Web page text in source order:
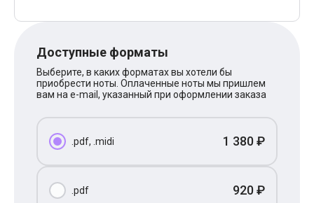
Billie Eilish
Michael Jackson
Modern Talking
Руки Вверх
Тима Белорусских
Олег Газманов
Леонид Агутин
Доступные форматы
Выберите, в каких форматах вы хотели бы
приобрести ноты. Оплаченные ноты мы пришлем
вам на e-mail, указанный при оформлении заказа
.pdf, .midi 1 380 ₽
.pdf 920 ₽